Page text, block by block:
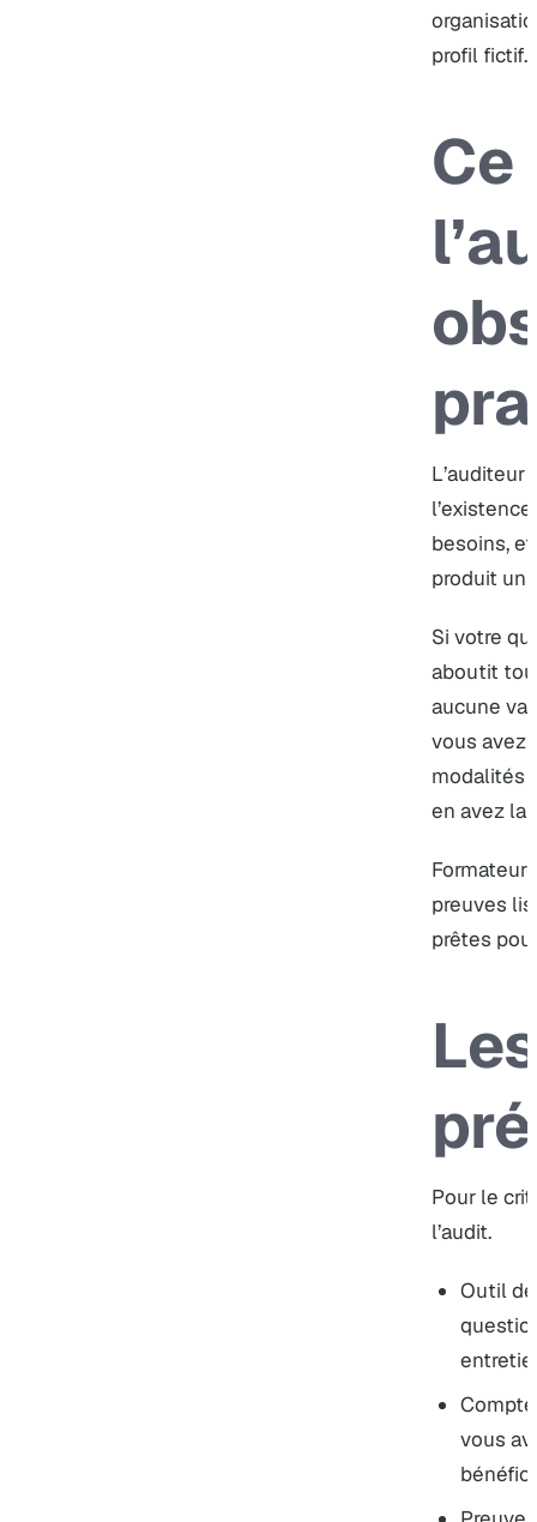
profil fictif.
Ce
besoins,
produit un
Si votre
aboutit
aucune
vous avez
modalités
en avez la
Formateur
preuves
prêtes
Pour le
l’audit.
Outil
vous